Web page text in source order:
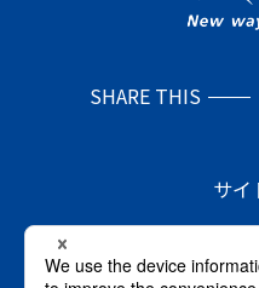
SHARE THIS
サイ